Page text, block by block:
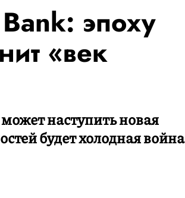
эпоху
«век
наступить новая
будет холодная война